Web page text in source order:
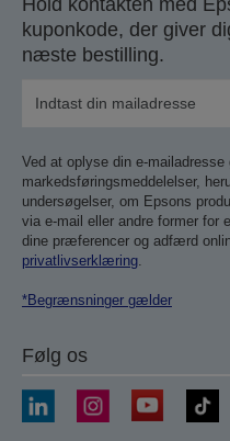
Hold kontakten med
kuponkode, der giver
næste bestilling.
Ved at oplyse din e-
markedsføringsmeddelelser,
undersøgelser, om Epsons
via e-mail eller andre former for
dine præferencer og adfærd
privatlivserklæring.
*Begrænsninger gælder
Følg os